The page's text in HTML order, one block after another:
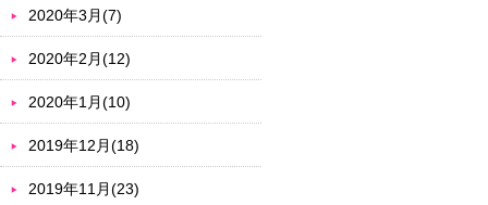
2020年3月(7)
2020年2月(12)
2020年1月(10)
2019年12月(18)
2019年11月(23)